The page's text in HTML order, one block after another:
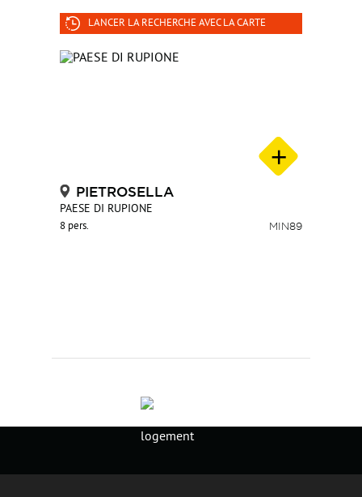
LANCER LA RECHERCHE AVEC LA CARTE
PIETROSELLA
PAESE DI RUPIONE
8 pers. MIN89